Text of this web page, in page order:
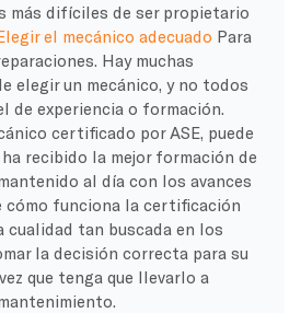
más difíciles de ser propietario
el mecánico adecuado Para
Hay muchas
elegir un mecánico, y no todos
de experiencia o formación.
certificado por ASE, puede
recibido la mejor formación de
al día con los avances
cómo funciona la certificación
cualidad tan buscada en los
la decisión correcta para su
que tenga que llevarlo a